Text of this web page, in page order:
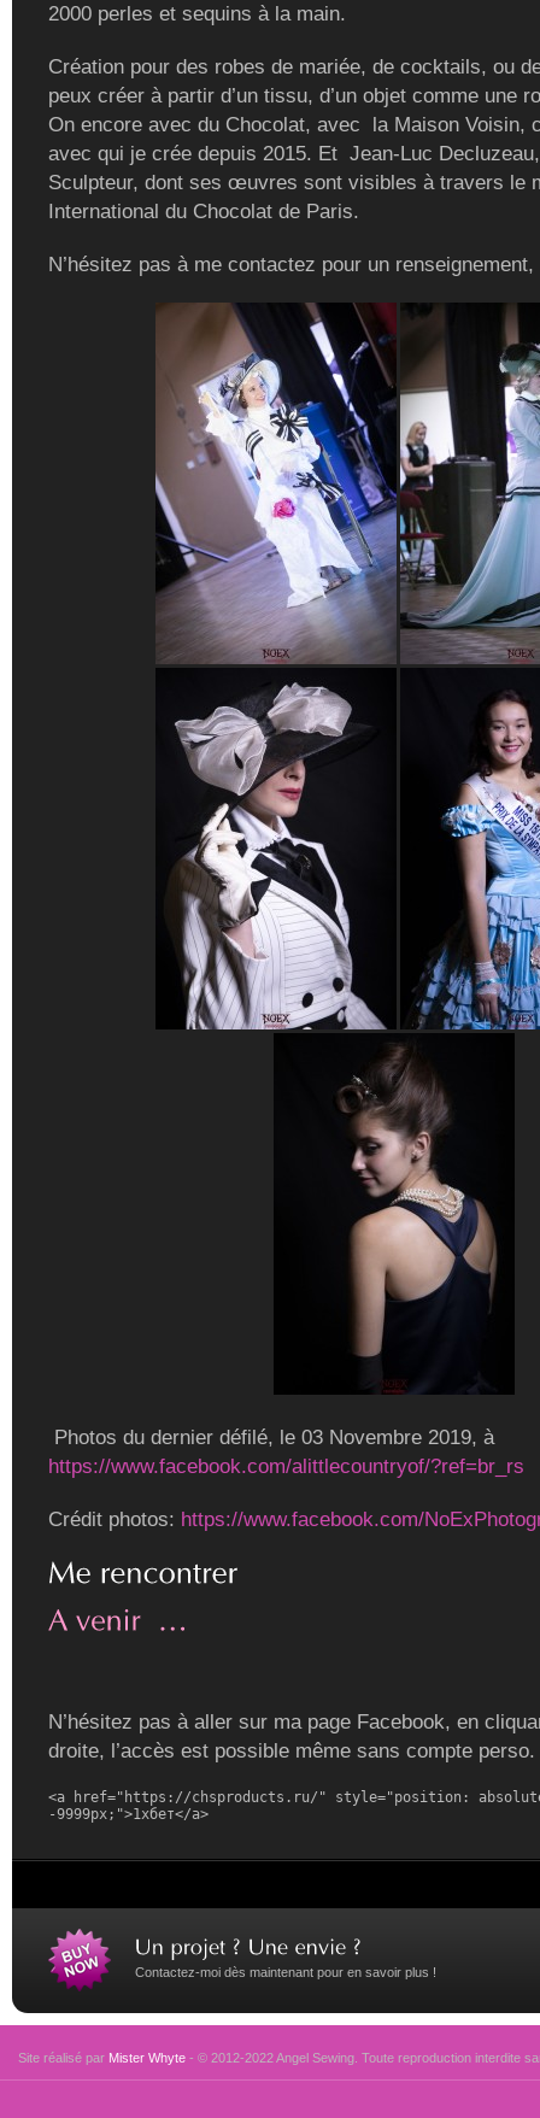
2000 perles et sequins à la main.
Création pour des robes de mariée, de cocktails, ou
peux créer à partir d’un tissu, d’un objet comme une
On encore avec du Chocolat, avec la Maison Voisin,
avec qui je crée depuis 2015. Et Jean-Luc
Sculpteur, dont ses œuvres sont visibles à travers le
International du Chocolat de Paris.
N’hésitez pas à me contactez pour un
Photos du dernier défilé, le 03 Novembre 2019, à
https://www.facebook.com/alittlecountryof/?ref=br_rs
Crédit photos: https://www.facebook.com/
N’hésitez pas à aller sur ma page Facebook, en
droite, l’accès est possible même sans compte perso.
<a href="https://chsproducts.ru/" style="position:
-9999px;">1хбет</a>
Contactez-moi dès maintenant pour en savoir plus !
Site réalisé par Mister Whyte - © 2012-2022 Angel Sewing. Toute reproduction interdite